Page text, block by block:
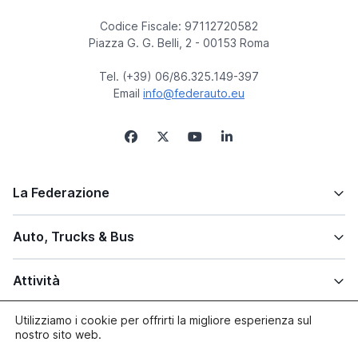
Codice Fiscale: 97112720582
Piazza G. G. Belli, 2 - 00153 Roma
Tel. (+39) 06/86.325.149-397
Email info@federauto.eu
La Federazione
Auto, Trucks & Bus
Attività
Altre info
Utilizziamo i cookie per offrirti la migliore esperienza sul
nostro sito web.